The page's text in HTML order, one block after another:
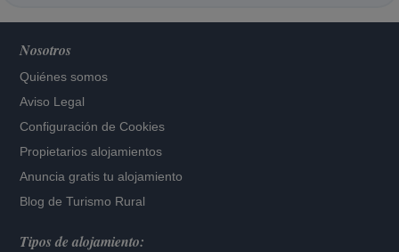
Nosotros
Quiénes somos
Aviso Legal
Configuración de Cookies
Propietarios alojamientos
Anuncia gratis tu alojamiento
Blog de Turismo Rural
Tipos de alojamiento: